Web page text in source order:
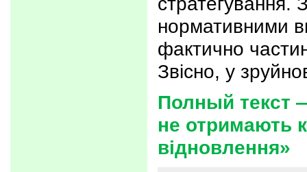
нормативними
фактично
Звісно, у
Полный текст
не отримають
відновлення»